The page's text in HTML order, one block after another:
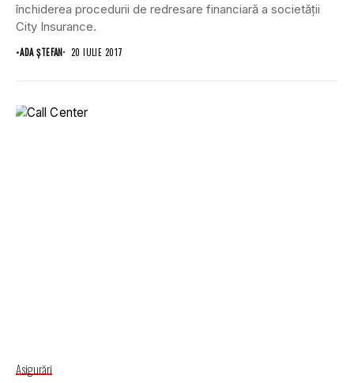
închiderea procedurii de redresare financiară a societăţii
City Insurance.
•ADA ȘTEFAN 20 IULIE 2017
Asigurări